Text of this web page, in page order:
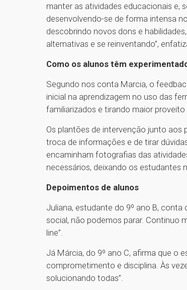
manter as atividades educacionais e,
desenvolvendo-se de forma intensa
descobrindo novos dons e
alternativas e se reinventando”,
Como os alunos têm
Segundo nos conta Marcia, o
inicial na aprendizagem no uso das
familiarizados e tirando maior proveito
Os plantões de intervenção junto
troca de informações e de tirar
encaminham fotografias das
necessários, deixando os estudantes
Depoimentos de alunos
Juliana, estudante do 9º ano B,
social, não podemos parar. Continuo
line”.
Já Márcia, do 9º ano C, afirma que o
comprometimento e disciplina. Às
solucionando todas”.